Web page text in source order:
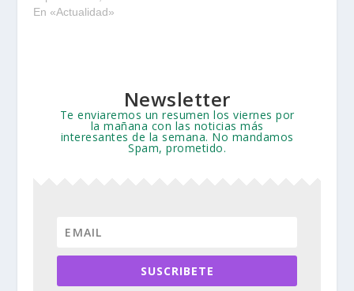
En «Actualidad»
Newsletter
Te enviaremos un resumen los viernes por
la mañana con las noticias más
interesantes de la semana. No mandamos
Spam, prometido.
SUSCRIBETE